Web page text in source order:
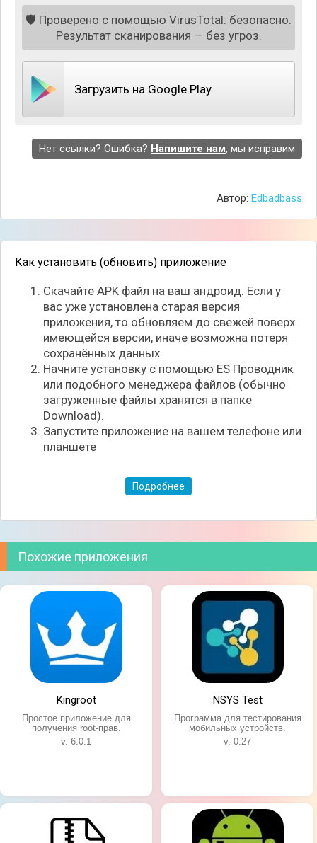
сложно. Но если вы уверены в ваших знаниях, то
программа откроет перед вами новые
возможности.
Особенности приложения:
Простой процесс установки;
Доступны все настройки в виде базы данных;
🛡️ Проверено с помощью VirusTotal: безопасно.
Результат сканирования — без угроз.
Загрузить на Google Play
Нет ссылки? Ошибка? Напишите нам, мы исправим
Автор: Edbadbass
Как установить (обновить) приложение
Скачайте APK файл на ваш андроид. Если у
вас уже установлена старая версия
приложения, то обновляем до свежей поверх
имеющейся версии, иначе возможна потеря
сохранённых данных.
Начните установку с помощью ES Проводник
или подобного менеджера файлов (обычно
загруженные файлы хранятся в папке
Download).
Запустите приложение на вашем телефоне или
планшете
Подробнее
Похожие приложения
Kingroot
Простое приложение для
получения root-прав.
v. 6.0.1
NSYS Test
Программа для тестирования
мобильных устройств.
v. 0.27